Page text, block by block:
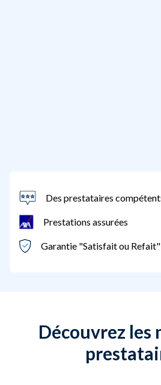
Des prestataires
Prestations assurées
Garantie "Satisfait ou Refait"
Découvrez les